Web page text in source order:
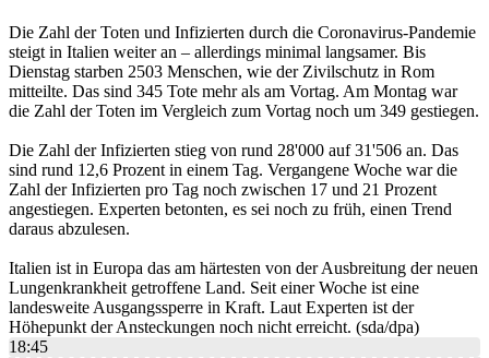
Die Zahl der Toten und Infizierten durch die Coronavirus-Pandemie
steigt in Italien weiter an – allerdings minimal langsamer. Bis
Dienstag starben 2503 Menschen, wie der Zivilschutz in Rom
mitteilte. Das sind 345 Tote mehr als am Vortag. Am Montag war
die Zahl der Toten im Vergleich zum Vortag noch um 349 gestiegen.
Die Zahl der Infizierten stieg von rund 28'000 auf 31'506 an. Das
sind rund 12,6 Prozent in einem Tag. Vergangene Woche war die
Zahl der Infizierten pro Tag noch zwischen 17 und 21 Prozent
angestiegen. Experten betonten, es sei noch zu früh, einen Trend
daraus abzulesen.
Italien ist in Europa das am härtesten von der Ausbreitung der neuen
Lungenkrankheit getroffene Land. Seit einer Woche ist eine
landesweite Ausgangssperre in Kraft. Laut Experten ist der
Höhepunkt der Ansteckungen noch nicht erreicht. (sda/dpa)
18:45